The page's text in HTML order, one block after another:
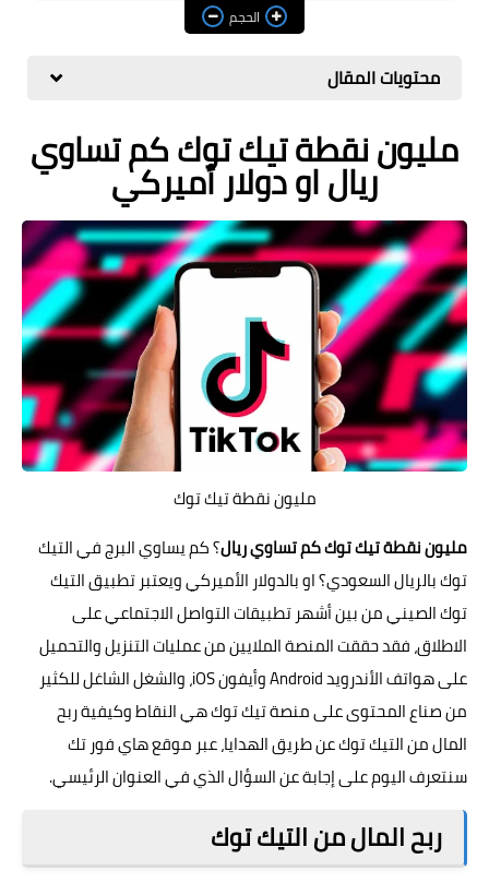
الربح من الانترنت
ذكاء اصطناعي
الحجم
محتويات المقال
مليون نقطة تيك توك كم تساوي
ريال او دولار أميركي
مليون نقطة تيك توك
مليون نقطة تيك توك كم تساوي ريال؟ كم يساوي البرج في التيك
توك بالريال السعودي؟ او بالدولار الأميركي ويعتبر تطبيقالتيك
توكالصيني من بين أشهر تطبيقات التواصل الاجتماعي على
الاطلاق، فقد حققت المنصة الملايين من عمليات التنزيل والتحميل
على هواتف الأندرويد Android وأيفون iOS، والشغل الشاغل للكثير
من صناع المحتوى على منصة تيك توك هي النقاط وكيفية ربح
المال من التيك توك عن طريق الهدايا، عبر موقع هاي فور تك
سنتعرف اليوم على إجابة عن السؤال الذي في العنوان الرئيسي.
ربح المال من التيك توك